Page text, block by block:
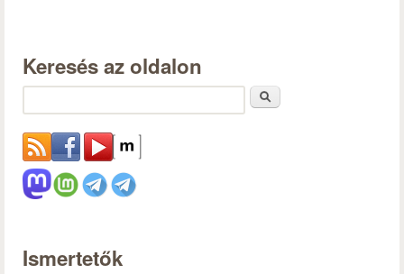
Keresés az oldalon
Ismertetők